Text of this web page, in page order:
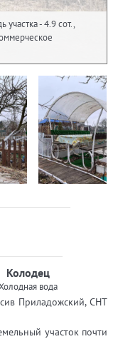
- 4.9 сот.,
Колодец
вода
Приладожский, СНТ
участок почти